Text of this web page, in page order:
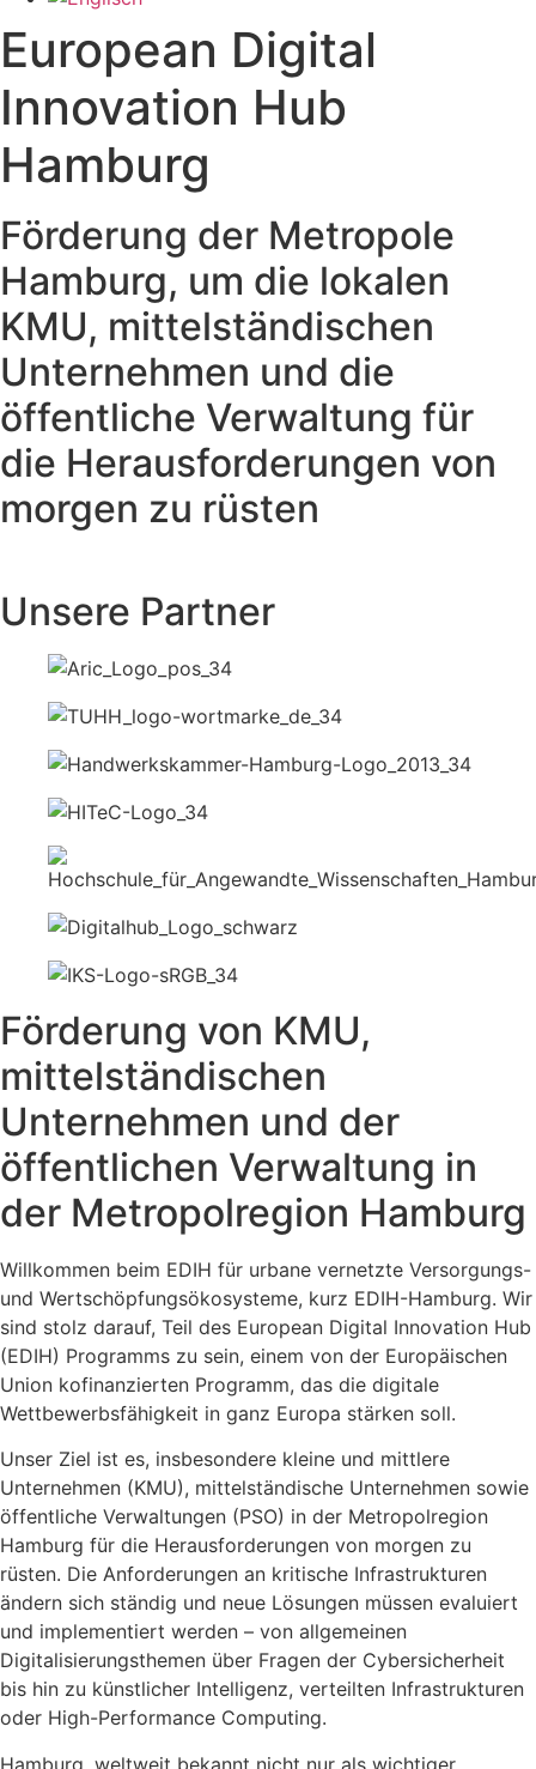
European Digital
Innovation Hub
Hamburg
Förderung der Metropole
Hamburg, um die lokalen
KMU, mittelständischen
Unternehmen und die
öffentliche Verwaltung für
die Herausforderungen von
morgen zu rüsten
Unsere Partner
Förderung von KMU,
mittelständischen
Unternehmen und der
öffentlichen Verwaltung in
der Metropolregion Hamburg
Willkommen beim EDIH für urbane vernetzte Versorgungs-
und Wertschöpfungsökosysteme, kurz EDIH-Hamburg. Wir
sind stolz darauf, Teil des European Digital Innovation Hub
(EDIH) Programms zu sein, einem von der Europäischen
Union kofinanzierten Programm, das die digitale
Wettbewerbsfähigkeit in ganz Europa stärken soll.
Unser Ziel ist es, insbesondere kleine und mittlere
Unternehmen (KMU), mittelständische Unternehmen sowie
öffentliche Verwaltungen (PSO) in der Metropolregion
Hamburg für die Herausforderungen von morgen zu
rüsten. Die Anforderungen an kritische Infrastrukturen
ändern sich ständig und neue Lösungen müssen evaluiert
und implementiert werden – von allgemeinen
Digitalisierungsthemen über Fragen der Cybersicherheit
bis hin zu künstlicher Intelligenz, verteilten Infrastrukturen
oder High-Performance Computing.
Hamburg, weltweit bekannt nicht nur als wichtiger